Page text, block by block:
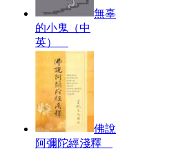
無辜
的小鬼（中
英）
佛說
阿彌陀經淺釋